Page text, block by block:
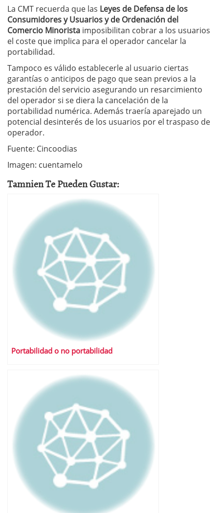
La CMT recuerda que las Leyes de Defensa de los
Consumidores y Usuarios y de Ordenación del
Comercio Minorista imposibilitan cobrar a los usuarios
el coste que implica para el operador cancelar la
portabilidad.
Tampoco es válido establecerle al usuario ciertas
garantías o anticipos de pago que sean previos a la
prestación del servicio asegurando un resarcimiento
del operador si se diera la cancelación de la
portabilidad numérica. Además traería aparejado un
potencial desinterés de los usuarios por el traspaso de
operador.
Fuente: Cincoodias
Imagen: cuentamelo
Tamnien Te Pueden Gustar:
Portabilidad o no portabilidad